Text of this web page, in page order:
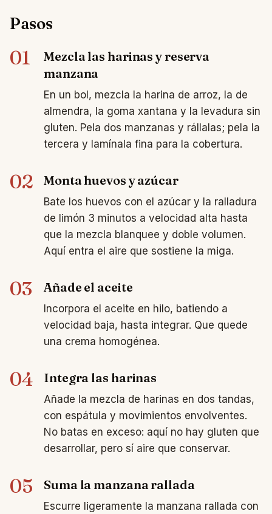
Pasos
01
Mezcla las harinas y reserva
manzana
En un bol, mezcla la harina de arroz, la de
almendra, la goma xantana y la levadura sin
gluten. Pela dos manzanas y rállalas; pela la
tercera y lamínala fina para la cobertura.
02 Monta huevos y azúcar
Bate los huevos con el azúcar y la ralladura
de limón 3 minutos a velocidad alta hasta
que la mezcla blanquee y doble volumen.
Aquí entra el aire que sostiene la miga.
03 Añade el aceite
Incorpora el aceite en hilo, batiendo a
velocidad baja, hasta integrar. Que quede
una crema homogénea.
04 Integra las harinas
Añade la mezcla de harinas en dos tandas,
con espátula y movimientos envolventes.
No batas en exceso: aquí no hay gluten que
desarrollar, pero sí aire que conservar.
05 Suma la manzana rallada
Escurre ligeramente la manzana rallada con